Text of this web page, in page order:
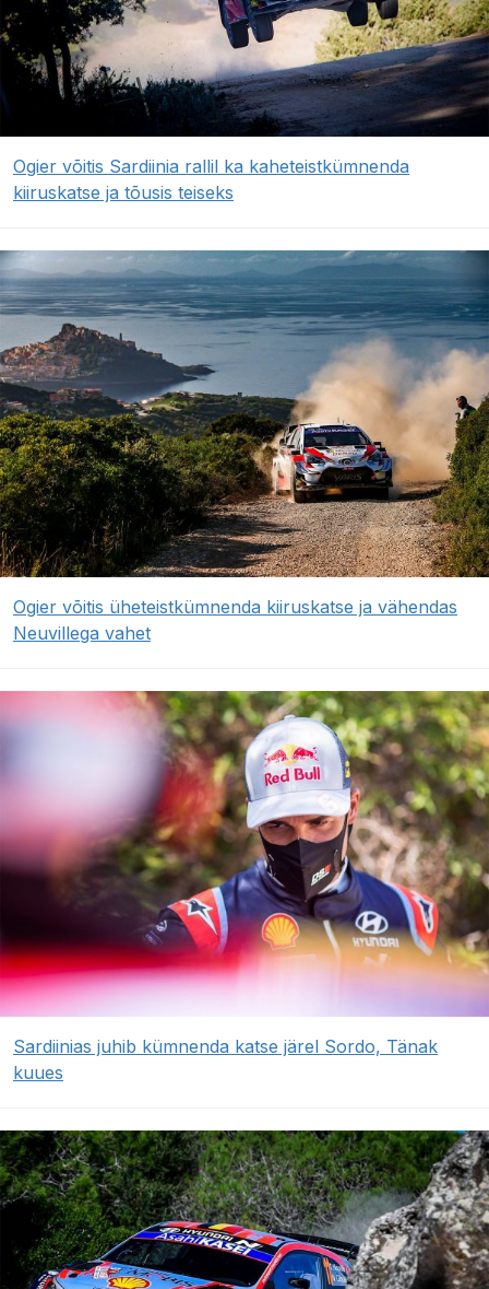
Ogier võitis Sardiinia rallil ka kaheteistkümnenda
kiiruskatse ja tõusis teiseks
Ogier võitis üheteistkümnenda kiiruskatse ja vähendas
Neuvillega vahet
Sardiinias juhib kümnenda katse järel Sordo, Tänak
kuues